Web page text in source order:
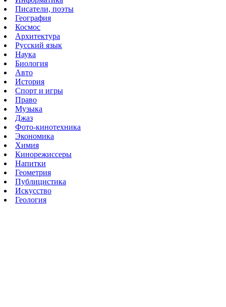
Писатели, поэты
География
Космос
Архитектура
Русский язык
Наука
Биология
Авто
История
Спорт и игры
Право
Музыка
Джаз
Фото-кинотехника
Экономика
Химия
Кинорежиссеры
Напитки
Геометрия
Публицистика
Искусство
Геология